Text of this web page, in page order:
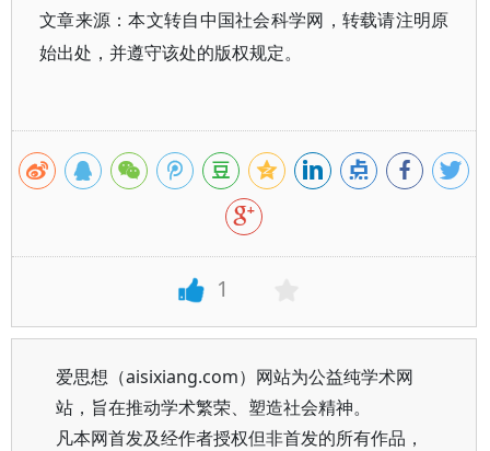
文章来源：本文转自中国社会科学网，转载请注明原
始出处，并遵守该处的版权规定。
1
爱思想（aisixiang.com）网站为公益纯学术网
站，旨在推动学术繁荣、塑造社会精神。
凡本网首发及经作者授权但非首发的所有作品，